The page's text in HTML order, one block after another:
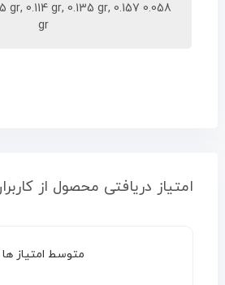
gr, 0.114 gr, 0.135 gr, 0.157
gr
امتیاز دریافتی محصول از
متوسط امتیاز ها